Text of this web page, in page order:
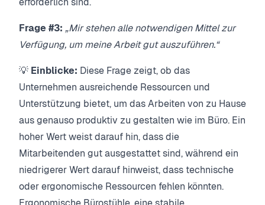
Frage #3: „Mir stehen alle notwendigen Mittel zur
Verfügung, um meine Arbeit gut auszuführen.“
💡 Einblicke: Diese Frage zeigt, ob das
Unternehmen ausreichende Ressourcen und
Unterstützung bietet, um das Arbeiten von zu Hause
aus genauso produktiv zu gestalten wie im Büro. Ein
hoher Wert weist darauf hin, dass die
Mitarbeitenden gut ausgestattet sind, während ein
niedrigerer Wert darauf hinweist, dass technische
oder ergonomische Ressourcen fehlen könnten.